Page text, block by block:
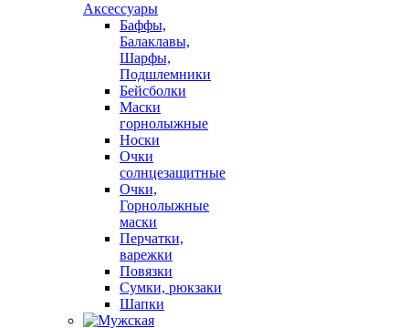
Аксессуары
Баффы,
Балаклавы,
Шарфы,
Подшлемники
Бейсболки
Маски
горнолыжные
Носки
Очки
солнцезащитные
Очки,
Горнолыжные
маски
Перчатки,
варежки
Повязки
Сумки, рюкзаки
Шапки